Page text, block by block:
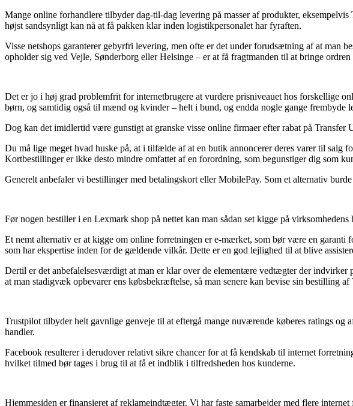
Mange online forhandlere tilbyder dag-til-dag levering på masser af produkter,
højst sandsynligt kan nå at få pakken klar inden logistikpersonalet har fyraften.
Visse netshops garanterer gebyrfri levering, men ofte er det under forudsætning af at
opholder sig ved Vejle, Sønderborg eller Helsinge – er at få fragtmanden til at bringe ordren
Det er jo i høj grad problemfrit for internetbrugere at vurdere prisniveauet hos forskellige
børn, og samtidig også til mænd og kvinder – helt i bund, og endda nogle gange frembyde
Dog kan det imidlertid være gunstigt at granske visse online firmaer efter rabat på
Du må lige meget hvad huske på, at i tilfælde af at en butik annoncerer deres varer til salg
Kortbestillinger er ikke desto mindre omfattet af en forordning, som begunstiger dig som
Generelt anbefaler vi bestillinger med betalingskort eller MobilePay. Som et alternativ
Før nogen bestiller i en Lexmark shop på nettet kan man sådan set kigge på
Et nemt alternativ er at kigge om online forretningen er e-mærket, som bør være en
som har ekspertise inden for de gældende vilkår. Dette er en god lejlighed til at blive
Dertil er det anbefalelsesværdigt at man er klar over de elementære vedtægter der
at man stadigvæk opbevarer ens købsbekræftelse, så man senere kan bevise sin bestilling
Trustpilot tilbyder helt gavnlige genveje til at eftergå mange nuværende køberes ratings
handler.
Facebook resulterer i derudover relativt sikre chancer for at få kendskab til internet
hvilket tilmed bør tages i brug til at få et indblik i tilfredsheden hos kunderne.
Hjemmesiden er finansieret af reklameindtægter. Vi har faste samarbejder med flere